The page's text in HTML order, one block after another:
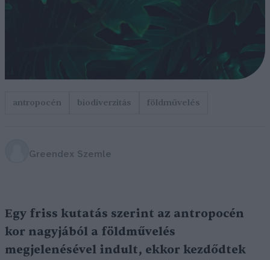
antropocén biodiverzitás földművelés
Greendex Szemle
Egy friss kutatás szerint az antropocén
kor nagyjából a földművelés
megjelenésével indult, ekkor kezdődtek